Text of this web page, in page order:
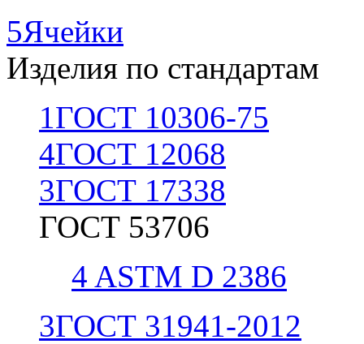
5Ячейки
Изделия по стандартам
1ГОСТ 10306-75
4ГОСТ 12068
3ГОСТ 17338
ГОСТ 53706
4 ASTM D 2386
3ГОСТ 31941-2012